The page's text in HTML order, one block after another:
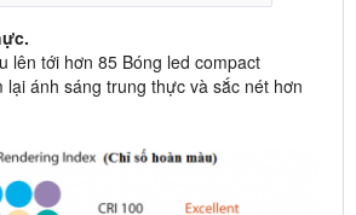
lên tới hơn 85 Bóng led compact
lại ánh sáng trung thực và sắc nét hơn